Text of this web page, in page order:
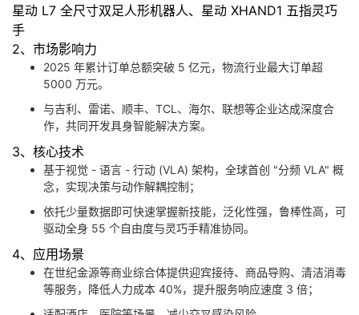
星动 L7 全尺寸双足人形机器人、星动 XHAND1 五指灵巧
手
2、市场影响力
2025 年累计订单总额突破 5 亿元，物流行业最大订单超
5000 万元。
与吉利、雷诺、顺丰、TCL、海尔、联想等企业达成深度合
作，共同开发具身智能解决方案。
3、核心技术
基于视觉 - 语言 - 行动 (VLA) 架构，全球首创 "分频 VLA" 概
念，实现决策与动作解耦控制；
依托少量数据即可快速掌握新技能，泛化性强，鲁棒性高，可
驱动全身 55 个自由度与灵巧手精准协同。
4、应用场景
在世纪金源等商业综合体提供迎宾接待、商品导购、清洁消毒
等服务，降低人力成本 40%，提升服务响应速度 3 倍；